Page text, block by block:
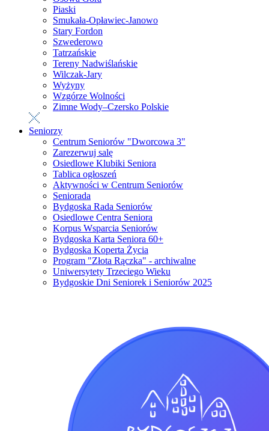
Piaski
Smukała-Opławiec-Janowo
Stary Fordon
Szwederowo
Tatrzańskie
Tereny Nadwiślańskie
Wilczak-Jary
Wyżyny
Wzgórze Wolności
Zimne Wody–Czersko Polskie
Seniorzy
Centrum Seniorów "Dworcowa 3"
Zarezerwuj salę
Osiedlowe Klubiki Seniora
Tablica ogłoszeń
Aktywności w Centrum Seniorów
Seniorada
Bydgoska Rada Seniorów
Osiedlowe Centra Seniora
Korpus Wsparcia Seniorów
Bydgoska Karta Seniora 60+
Bydgoska Koperta Życia
Program "Złota Rączka" - archiwalne
Uniwersytety Trzeciego Wieku
Bydgoskie Dni Seniorek i Seniorów 2025